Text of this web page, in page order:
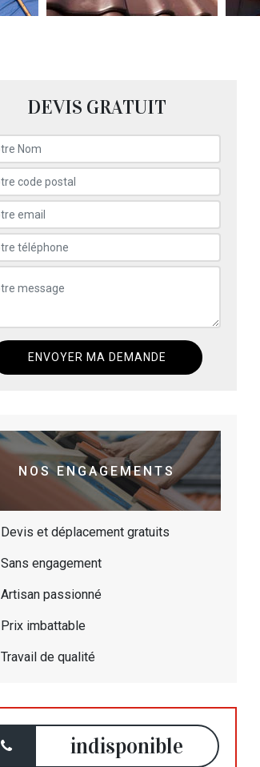
DEVIS GRATUIT
NOS ENGAGEMENTS
Devis et déplacement gratuits
Sans engagement
Artisan passionné
Prix imbattable
Travail de qualité
indisponible